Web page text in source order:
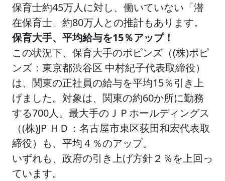
保育士約45万人に対し、働いていない「潜
在保育士」約80万人との推計もあります。
保育大手、平均給与を15％アップ！
この状況下、保育大手のポピンズ（(株)ポピ
ンズ：東京都渋谷区 中村紀子代表取締役）
は、関東の正社員の給与を平均15％引き上
げました。対象は、関東の約60か所に勤務
する700人。最大手のＪＰホールディングス
（(株)JP ＨＤ：名古屋市東区荻田和宏代表取
締役）も、平均４％のアップ。
いずれも、政府の引き上げ方針２％を上回っ
ています。